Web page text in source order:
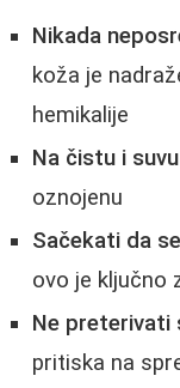
Nikada
koža je
hemikalije
Na čistu i
oznojenu
Sačekati da
ovo je ključno
Ne preterivati
pritiska na